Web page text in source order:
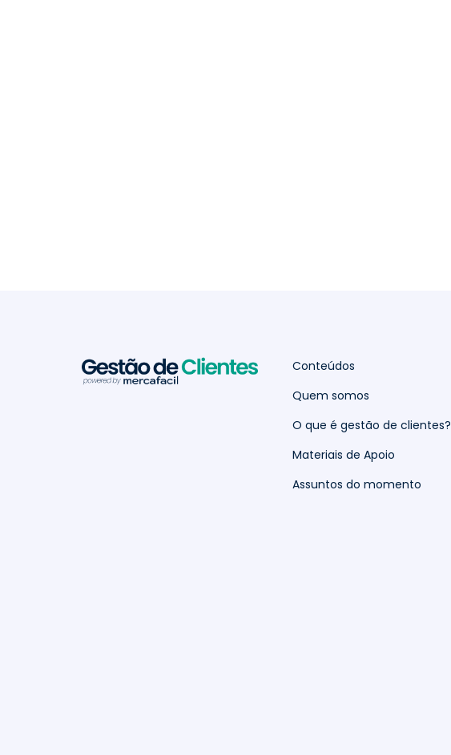
Conteúdos
Quem somos
O que é gestão de clientes?
Materiais de Apoio
Assuntos do momento